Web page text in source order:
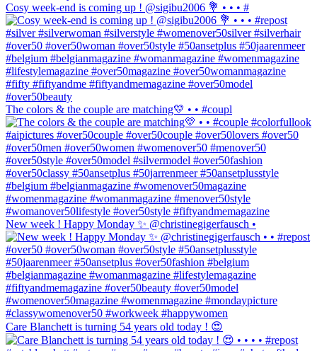
Cosy week-end is coming up ! @sigibu2006 💐 • • • #
The colors & the couple are matching💛 • • #coupl
New week ! Happy Monday ✨ @christinegigerfausch •
Care Blanchett is turning 54 years old today ! 😍